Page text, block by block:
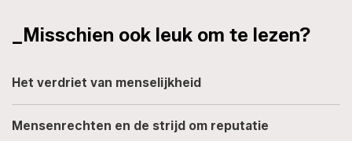
_Misschien ook leuk om te lezen?
Het verdriet van menselijkheid
Mensenrechten en de strijd om reputatie